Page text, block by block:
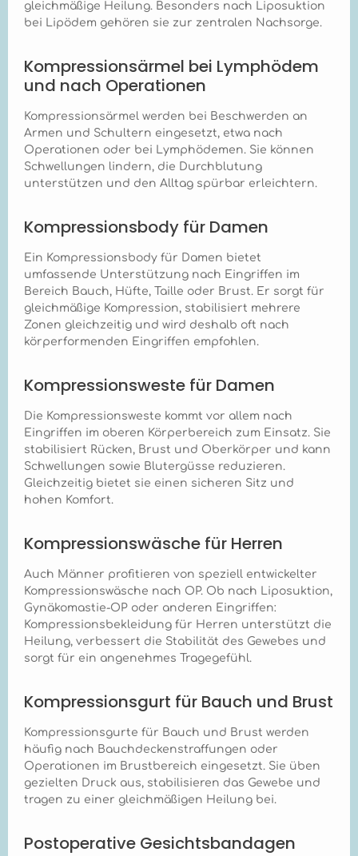
Recovery B15 ist
speziell für die
Kombination mit
anderen
Kompressionsstrümpfe
verwendet werden,
sofern diese die
Brustregion nicht
beeinflussen. Eine
individuelle
Therapieabsprache
behandelnden Arzt
oder Therapeuten ist
empfohlen.
Kompressionsartikeln
Ja, der Marena
Recovery B16 ist so
konzipiert, dass er
weiteren
Kompressionsartikeln
wie z.B.
Kompressionshosen
oder -miedern
kombiniert werden
gedacht sind. Es ist
Gesamtkompression
nicht zu überschreiten
und die Kombination
mit dem
behandelnden Arzt
abzusprechen, um
eine optimale
Welche
hat der Marena
Recovery B16
Kompressions-BH? +
Der Marena Recovery
B16 Kompressions-BH
entspricht in der Regel
der
die postoperative
leichte Kompression
entwickelt wurde. Die
genaue
Kompressionsklasse
kann je nach
Herstellerangaben
variieren und sollte
Wie lange sollte der
nach einer
Brustoperation
getragen werden? +
Der Marena Recovery
B16 Kompressions-BH
sollte unmittelbar
und während der
gesamten
gleichmäßige Heilung. Besonders nach Liposuktion
bei Lipödem gehören sie zur zentralen Nachsorge.
Kompressionsärmel bei Lymphödem
und nach Operationen
Kompressionsärmel werden bei Beschwerden an
Armen und Schultern eingesetzt, etwa nach
Operationen oder bei Lymphödemen. Sie können
Schwellungen lindern, die Durchblutung
unterstützen und den Alltag spürbar erleichtern.
Kompressionsbody für Damen
Ein Kompressionsbody für Damen bietet
umfassende Unterstützung nach Eingriffen im
Bereich Bauch, Hüfte, Taille oder Brust. Er sorgt für
gleichmäßige Kompression, stabilisiert mehrere
Zonen gleichzeitig und wird deshalb oft nach
körperformenden Eingriffen empfohlen.
Kompressionsweste für Damen
Die Kompressionsweste kommt vor allem nach
Eingriffen im oberen Körperbereich zum Einsatz. Sie
stabilisiert Rücken, Brust und Oberkörper und kann
Schwellungen sowie Blutergüsse reduzieren.
Gleichzeitig bietet sie einen sicheren Sitz und
hohen Komfort.
Kompressionswäsche für Herren
Auch Männer profitieren von speziell entwickelter
Kompressionswäsche nach OP. Ob nach Liposuktion,
Gynäkomastie-OP oder anderen Eingriffen:
Kompressionsbekleidung für Herren unterstützt die
Heilung, verbessert die Stabilität des Gewebes und
sorgt für ein angenehmes Tragegefühl.
Kompressionsgurt für Bauch und Brust
Kompressionsgurte für Bauch und Brust werden
häufig nach Bauchdeckenstraffungen oder
Operationen im Brustbereich eingesetzt. Sie üben
gezielten Druck aus, stabilisieren das Gewebe und
tragen zu einer gleichmäßigen Heilung bei.
Postoperative Gesichtsbandagen